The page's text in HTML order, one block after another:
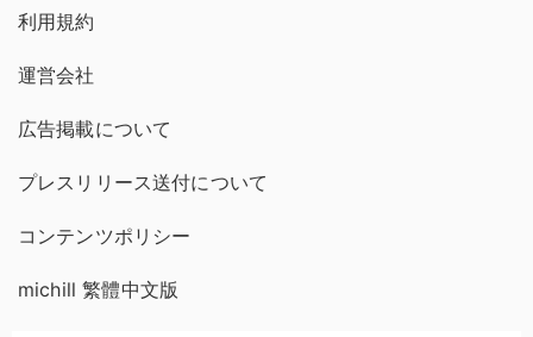
利用規約
運営会社
広告掲載について
プレスリリース送付について
コンテンツポリシー
michill 繁體中文版